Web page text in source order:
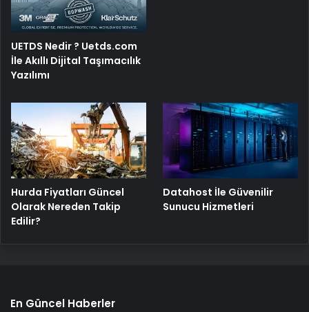
UETDS Nedir ? Uetds.com
İle Akıllı Dijital Taşımacılık
Yazılımı
Hurda Fiyatları Güncel
Olarak Nereden Takip
Edilir?
Datahost İle Güvenilir
Sunucu Hizmetleri
En Güncel Haberler